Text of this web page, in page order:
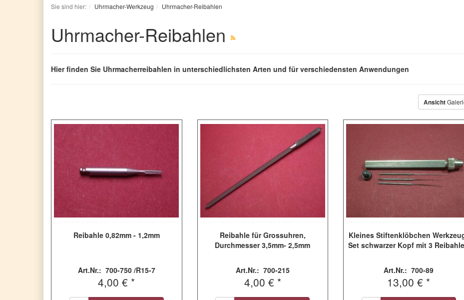
Sie sind hier: Uhrmacher-Werkzeug Uhrmacher-Reibahlen
Uhrmacher-Reibahlen
Hier finden Sie Uhrmacherreibahlen in unterschiedlichsten Arten und für verschiedensten Anwendungen
Ansicht
Reibahle 0,82mm - 1,2mm
Art.Nr.: 700-750 /R15-7
4,00 € *
Reibahle für Grossuhren,
Durchmesser 3,5mm- 2,5mm
Art.Nr.: 700-215
4,00 € *
Kleines Stiftenklöbchen
Set schwarzer Kopf mit 3
Art.Nr.: 700-89
13,00 € *